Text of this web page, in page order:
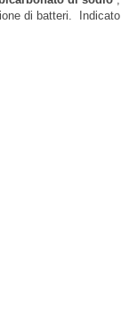
di batteri.